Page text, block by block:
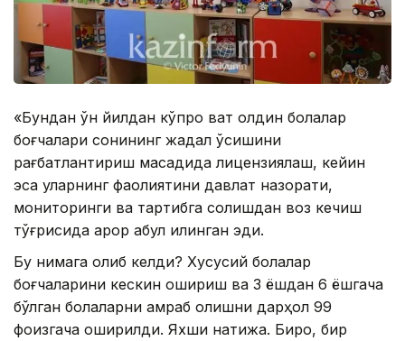
«Бундан ўн йилдан кўпроқ вақт олдин болалар
боғчалари сонининг жадал ўсишини
рағбатлантириш мақсадида лицензиялаш, кейин
эса уларнинг фаолиятини давлат назорати,
мониторинги ва тартибга солишдан воз кечиш
тўғрисида қарор қабул қилинган эди.
Бу нимага олиб келди? Хусусий болалар
боғчаларини кескин ошириш ва 3 ёшдан 6 ёшгача
бўлган болаларни қамраб олишни дарҳол 99
фоизгача оширилди. Яхши натижа. Бироқ, бир